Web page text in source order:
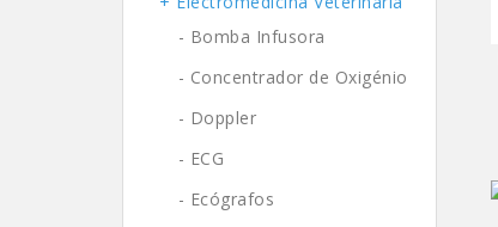
- Bomba Infusora
- Concentrador de Oxigénio
- Doppler
- ECG
- Ecógrafos